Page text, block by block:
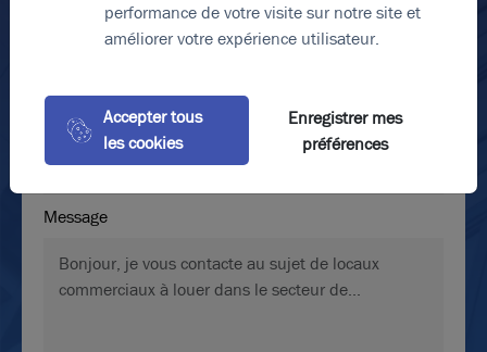
Photos (7 )
214 m²non divisibles
N° de téléphone*
Message
performance de votre visite sur notre site et
améliorer votre expérience utilisateur.
Accepter tous
les cookies
Enregistrer mes
préférences